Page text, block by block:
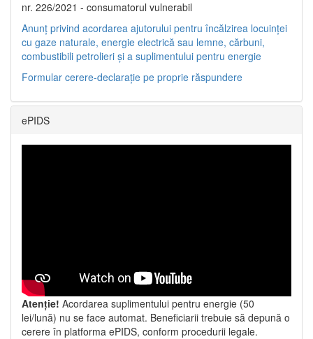
nr. 226/2021 - consumatorul vulnerabil
Anunț privind acordarea ajutorului pentru încălzirea locuinței
cu gaze naturale, energie electrică sau lemne, cărbuni,
combustibili petrolieri și a suplimentului pentru energie
Formular cerere-declarație pe proprie răspundere
ePIDS
Atenție! Acordarea suplimentului pentru energie (50
lei/lună) nu se face automat. Beneficiarii trebuie să depună o
cerere în platforma ePIDS, conform procedurii legale.